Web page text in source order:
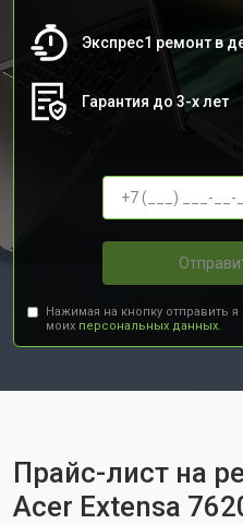
Экспрес1 ремонт в
Гарантия до 3-х лет
Нажимая на кнопку отправить
моих персональных данных.
Прайс-лист на
Acer Extensa